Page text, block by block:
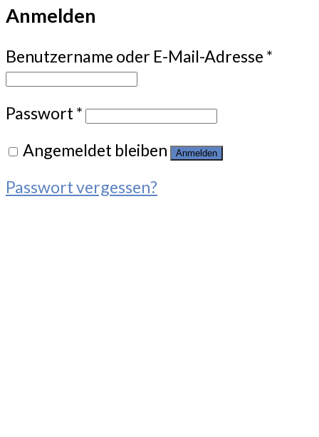
Anmelden
Benutzername oder E-Mail-Adresse *
Passwort*
Angemeldet bleiben
Anmelden
Passwort vergessen?